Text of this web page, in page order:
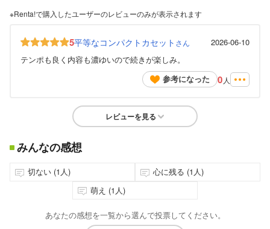
※Renta!で購入したユーザーのレビューのみが表示されます
5平等なコンパクトカセット さん
2026-06-10
テンポも良く内容も濃ゆいので続きが楽しみ。
参考になった
0 人
レビューを見る
みんなの感想
切ない (1人)
心に残る (1人)
萌え (1人)
あなたの感想を一覧から選んで投票してください。